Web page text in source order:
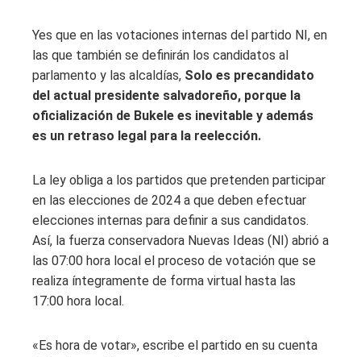
Yes que en las votaciones internas del partido NI, en
las que también se definirán los candidatos al
parlamento y las alcaldías, Solo es precandidato
del actual presidente salvadoreño, porque la
oficialización de Bukele es inevitable y además
es un retraso legal para la reelección.
La ley obliga a los partidos que pretenden participar
en las elecciones de 2024 a que deben efectuar
elecciones internas para definir a sus candidatos.
Así, la fuerza conservadora Nuevas Ideas (NI) abrió a
las 07:00 hora local el proceso de votación que se
realiza íntegramente de forma virtual hasta las
17:00 hora local.
«Es hora de votar», escribe el partido en su cuenta